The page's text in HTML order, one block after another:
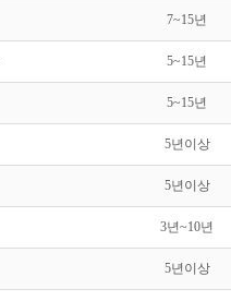
7~15년
5~15년
5~15년
5년이상
5년이상
3년~10년
5년이상